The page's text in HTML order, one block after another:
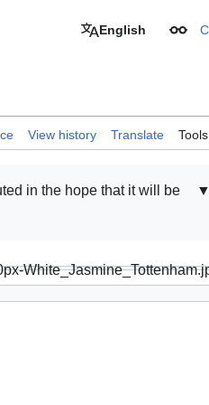
English
View history Translate Tools
▼
in the hope that it will be